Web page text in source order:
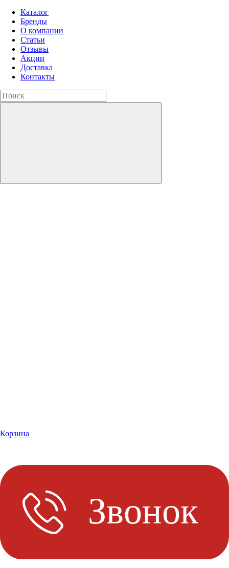
Каталог
Бренды
О компании
Статьи
Отзывы
Акции
Доставка
Контакты
Корзина